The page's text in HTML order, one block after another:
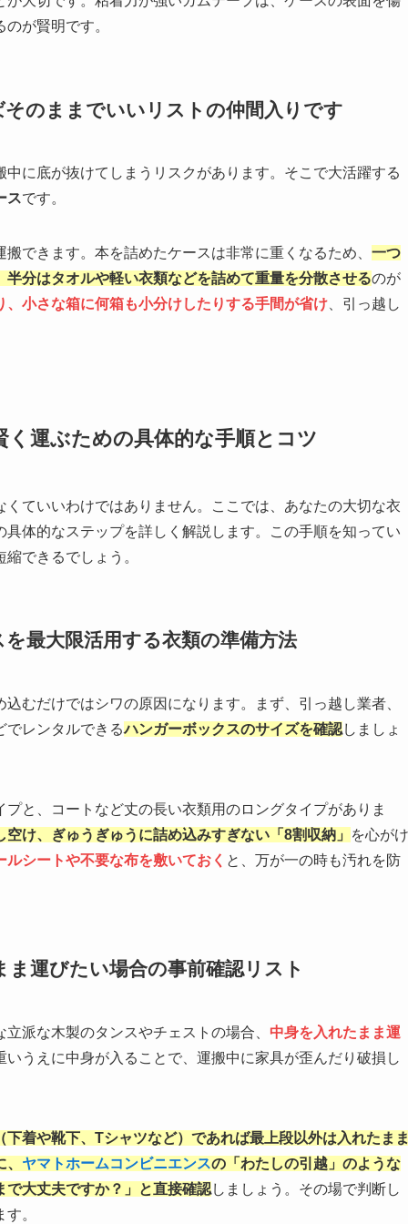
が賢明です。
のままでいいリストの仲間入りです
に底が抜けてしまうリスクがあります。そこで大活躍する
スです。
できます。本を詰めたケースは非常に重くなるため、 一つ
分はタオルや軽い衣類などを詰めて重量を分散させるのが
小さな箱に何箱も小分けしたりする手間が省け 、引っ越し
運ぶための具体的な手順とコツ
ていいわけではありません。ここでは、あなたの大切な衣
体的なステップを詳しく解説します。この手順を知ってい
できるでしょう。
最大限活用する衣類の準備方法
むだけではシワの原因になります。まず、引っ越し業者、
でレンタルできるハンガーボックスのサイズを確認しましょ
と、コートなど丈の長い衣類用のロングタイプがありま
け、ぎゅうぎゅうに詰め込みすぎない「8割収納」
を心がけ
シートや不要な布を敷いておく と、万が一の時も汚れを防
運びたい場合の事前確認リスト
派な木製のタンスやチェストの場合、 中身を入れたまま運
いうえに中身が入ることで、運搬中に家具が歪んだり破損し
下着や靴下、Tシャツなど）であれば最上段以外は入れたま
ヤマトホームコンビニエンスの「わたしの引越」のような
で大丈夫ですか？」と直接確認しましょう。その場で判断し
。